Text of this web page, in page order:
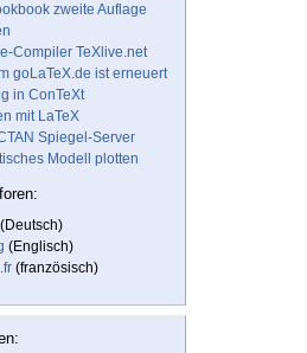
zweite Auflage
Compiler TeXlive.net
goLaTeX.de ist erneuert
in ConTeXt
mit LaTeX
Spiegel-Server
Modell plotten
(Deutsch)
(Englisch)
(französisch)